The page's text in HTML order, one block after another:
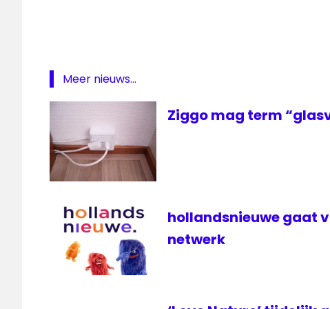
Meer nieuws...
Ziggo mag term
hollandsnieuwe gaat
netwerk